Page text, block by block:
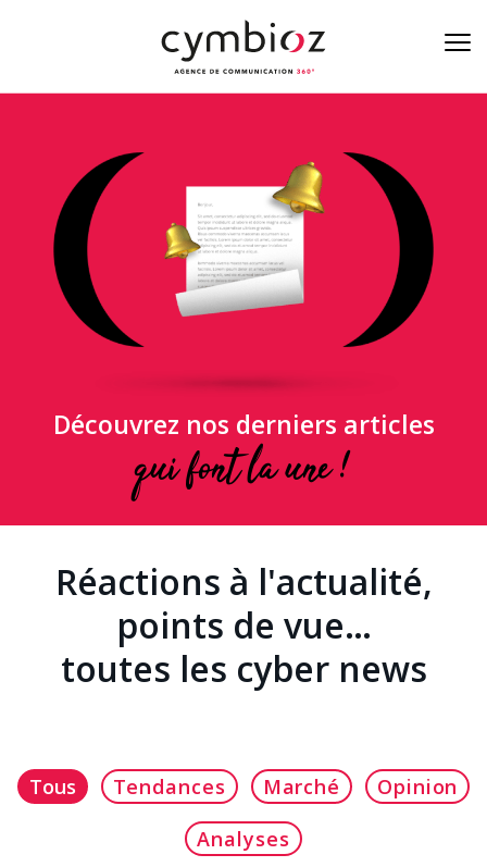
À la une de la cyber
Blog
Nos métiers
L’équipe
Contact
Recherche
Découvrez nos derniers articles
qui font la une !
Réactions à l'actualité,
points de vue…
toutes les cyber news
Tous Tendances Marché
Opinion
Analyses